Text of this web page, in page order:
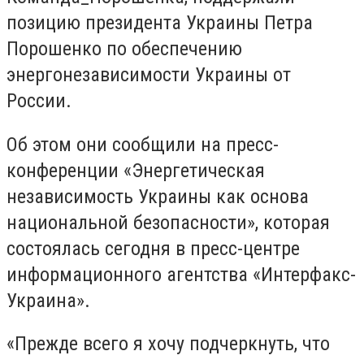
позицию президента Украины Петра
Порошенко по обеспечению
энергонезависимости Украины от
России.
Об этом они сообщили на пресс-
конференции «Энергетическая
независимость Украины как основа
национальной безопасности», которая
состоялась сегодня в пресс-центре
информационного агентства «Интерфакс-
Украина».
«Прежде всего я хочу подчеркнуть, что